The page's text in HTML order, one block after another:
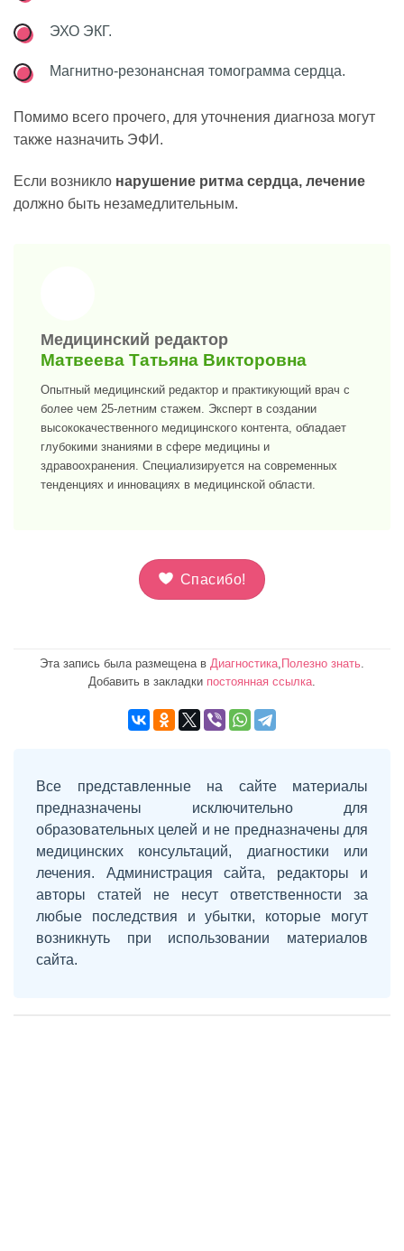
ЭХО ЭКГ.
Магнитно-резонансная томограмма сердца.
Помимо всего прочего, для уточнения диагноза могут
также назначить ЭФИ.
Если возникло нарушение ритма сердца, лечение
должно быть незамедлительным.
>
Медицинский редактор
Матвеева Татьяна Викторовна
Опытный медицинский редактор и практикующий врач с
более чем 25-летним стажем. Эксперт в создании
высококачественного медицинского контента, обладает
глубокими знаниями в сфере медицины и
здравоохранения. Специализируется на современных
тенденциях и инновациях в медицинской области.
Спасибо!
Эта запись была размещена в Диагностика, Полезно знать.
Добавить в закладки постоянная ссылка.
Все представленные на сайте материалы
предназначены исключительно для
образовательных целей и не предназначены для
медицинских консультаций, диагностики или
лечения. Администрация сайта, редакторы и
авторы статей не несут ответственности за
любые последствия и убытки, которые могут
возникнуть при использовании материалов
сайта.